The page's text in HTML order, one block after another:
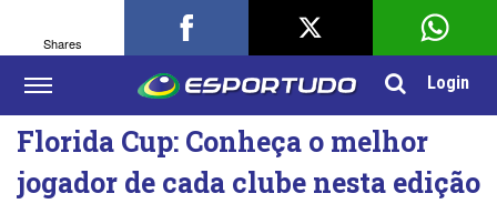
Login
Florida Cup: Conheça o melhor
jogador de cada clube nesta edição
Shares